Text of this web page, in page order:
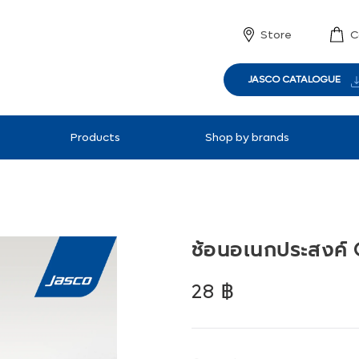
Store
JASCO CATALOGUE
Products Shop by brands
ช้อนอเนกประสง
Regular
28 ฿